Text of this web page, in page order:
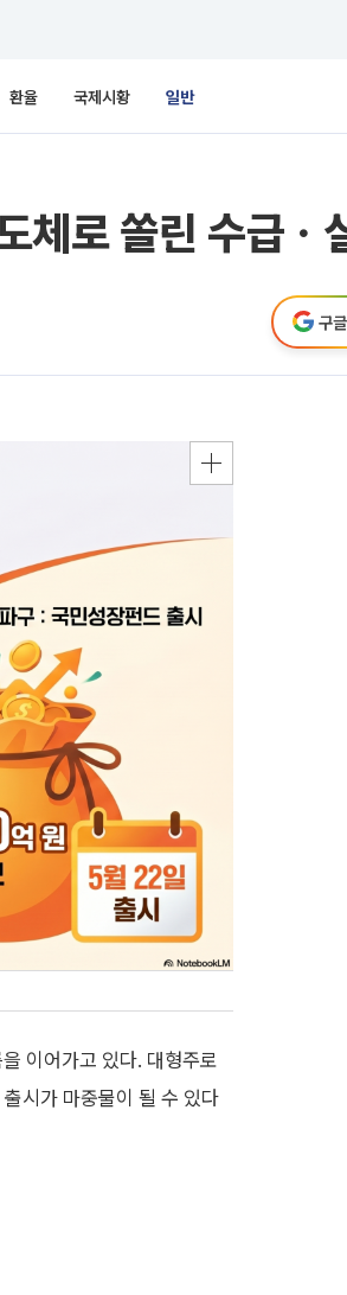
환율 국제시황 일반
체로 쏠린 수급ㆍ
구
이어가고 있다. 대형주로
시가 마중물이 될 수 있다